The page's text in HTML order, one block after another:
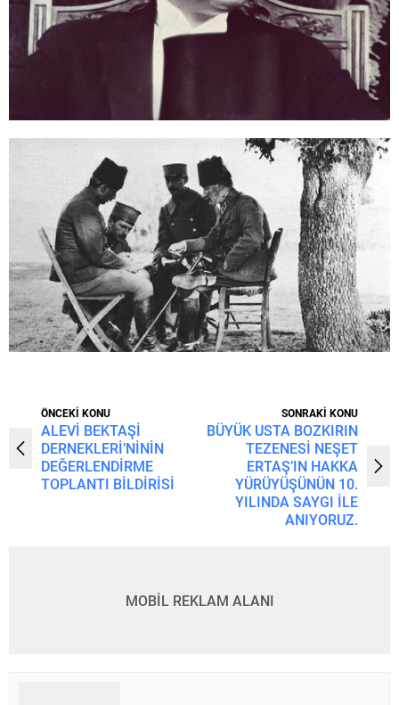
ÖNCEKİ KONU
ALEVİ BEKTAŞİ
DERNEKLERİ’NİNİN
DEĞERLENDİRME
TOPLANTI BİLDİRİSİ
SONRAKİ KONU
BÜYÜK USTA BOZKIRIN
TEZENESİ NEŞET
ERTAŞ’IN HAKKA
YÜRÜYÜŞÜNÜN 10.
YILINDA SAYGI İLE
ANIYORUZ.
MOBİL REKLAM ALANI